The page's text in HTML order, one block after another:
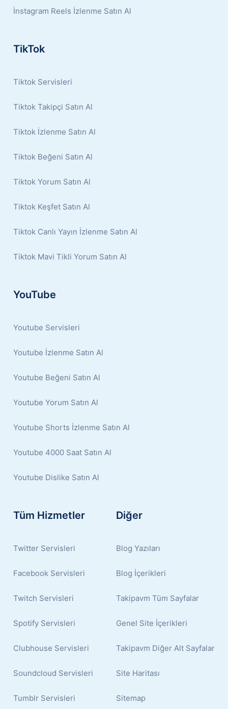
İnstagram Reels İzlenme Satın Al
TikTok
Tiktok Servisleri
Tiktok Takipçi Satın Al
Tiktok İzlenme Satın Al
Tiktok Beğeni Satın Al
Tiktok Yorum Satın Al
Tiktok Keşfet Satın Al
Tiktok Canlı Yayın İzlenme Satın Al
Tiktok Mavi Tikli Yorum Satın Al
YouTube
Youtube Servisleri
Youtube İzlenme Satın Al
Youtube Beğeni Satın Al
Youtube Yorum Satın Al
Youtube Shorts İzlenme Satın Al
Youtube 4000 Saat Satın Al
Youtube Dislike Satın Al
Tüm Hizmetler
Twitter Servisleri
Facebook Servisleri
Twitch Servisleri
Spotify Servisleri
Clubhouse Servisleri
Soundcloud Servisleri
Tumblr Servisleri
Diğer
Blog Yazıları
Blog İçerikleri
Takipavm Tüm Sayfalar
Genel Site İçerikleri
Takipavm Diğer Alt Sayfalar
Site Haritası
Sitemap